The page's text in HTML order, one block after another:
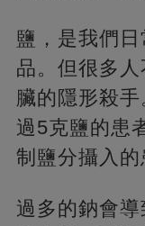
鹽，是我們
品。但很多
臟的隱形殺
過5克鹽的患
制鹽分攝入的
過多的鈉會